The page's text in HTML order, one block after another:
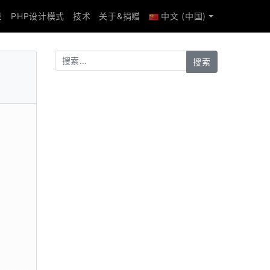
PHP设计模式 技术 关于&捐赠 中文 (中国)